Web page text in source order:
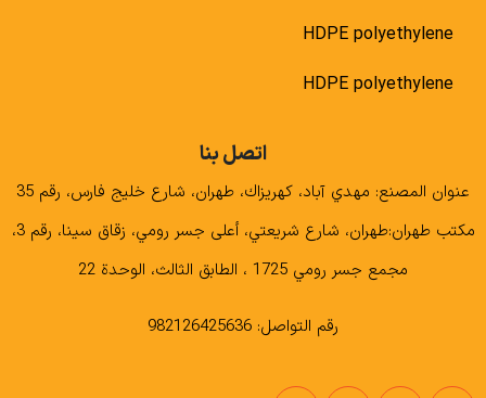
HDPE polyethylene
HDPE polyethylene
اتصل بنا
عنوان المصنع: مهدي آباد، كهريزاك، طهران، شارع خليج فارس، رقم 35
مكتب طهران:طهران، شارع شريعتي، أعلى جسر رومي، زقاق سينا، رقم 3،
مجمع جسر رومي 1725 ، الطابق الثالث، الوحدة 22
رقم التواصل: 982126425636